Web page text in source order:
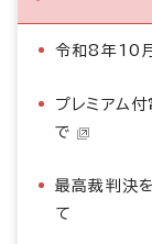
令和8年10
プレミアム
で
最高裁判決
て